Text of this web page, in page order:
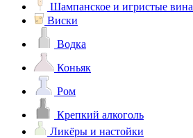
Шампанское и игристые вина
Виски
Водка
Коньяк
Ром
Крепкий алкоголь
Ликёры и настойки